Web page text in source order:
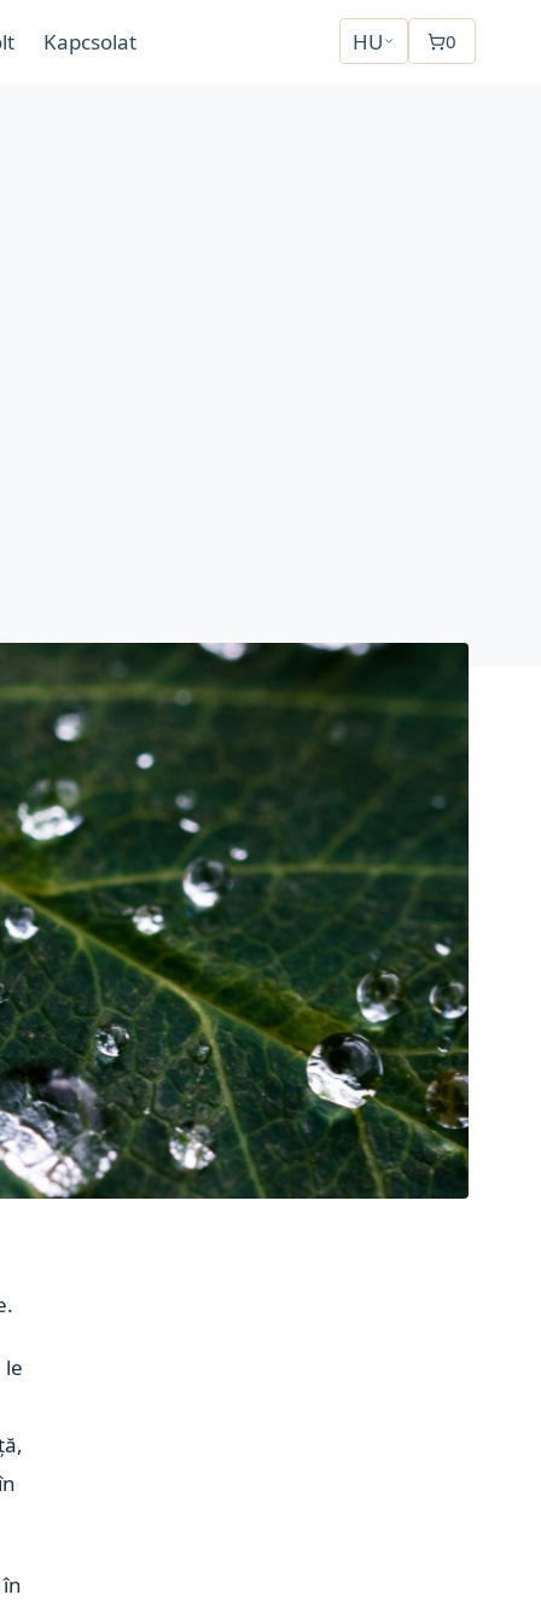
Kapcsolat HU 0
le